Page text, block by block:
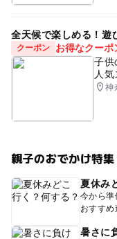
全天候で楽しめる！遊
クーポン
お得なクーポ
子供
人気
神
親子のおでかけ特
夏休み
今から準
おすすめ
暑さに